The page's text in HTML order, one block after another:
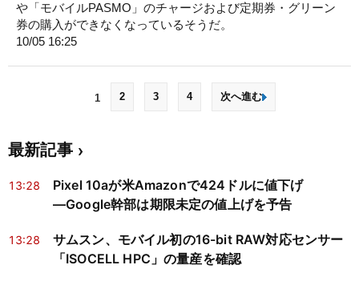
や「モバイルPASMO」のチャージおよび定期券・グリーン
券の購入ができなくなっているそうだ。
10/05 16:25
1 2 3 4 次へ進む
最新記事
13:28
Pixel 10aが米Amazonで424ドルに値下げ
―Google幹部は期限未定の値上げを予告
13:28
サムスン、モバイル初の16-bit RAW対応センサー
「ISOCELL HPC」の量産を確認